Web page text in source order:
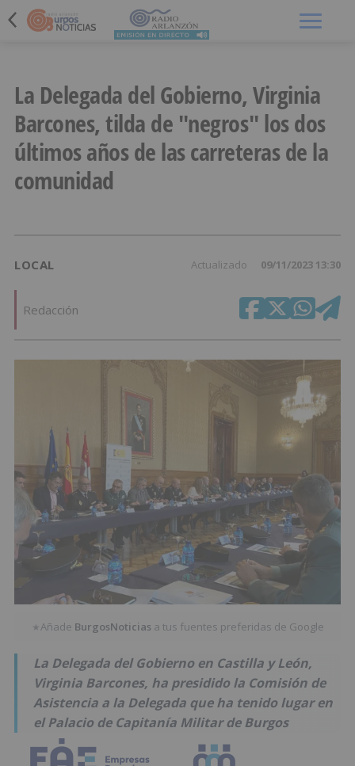
La Delegada del Gobierno, Virginia
Barcones, tilda de "negros" los dos
últimos años de las carreteras de la
comunidad
LOCAL Actualizado 09/11/2023 13:30
Redacción
★Añade BurgosNoticias a tus fuentes preferidas de Google
La Delegada del Gobierno en Castilla y León,
Virginia Barcones, ha presidido la Comisión de
Asistencia a la Delegada que ha tenido lugar en
el Palacio de Capitanía Militar de Burgos